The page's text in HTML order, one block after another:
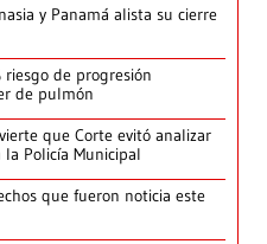
y Panamá alista su cierre
de progresión
de pulmón
que Corte evitó analizar
Policía Municipal
que fueron noticia este